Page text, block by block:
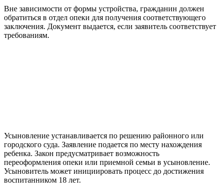
Вне зависимости от формы устройства, гражданин должен
обратиться в отдел опеки для получения соответствующего
заключения. Документ выдается, если заявитель соответствует
требованиям.
Усыновление устанавливается по решению районного или
городского суда. Заявление подается по месту нахождения
ребенка. Закон предусматривает возможность
переоформления опеки или приемной семьи в усыновление.
Усыновитель может инициировать процесс до достижения
воспитанником 18 лет.